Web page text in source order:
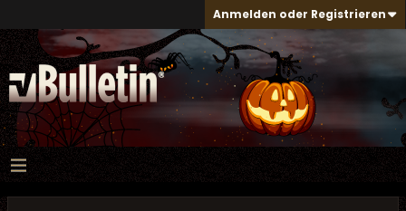
Anmelden oder Registrieren